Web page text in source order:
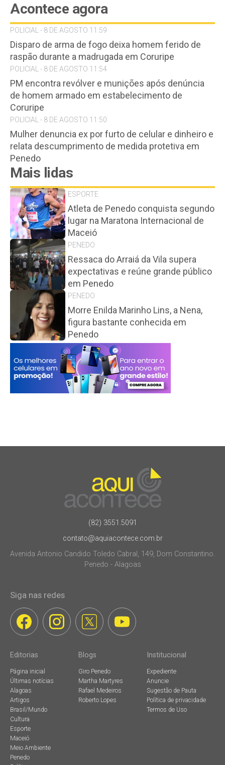
Acontece agora
POLICIAL - 8 DE AGOSTO 11:59
Disparo de arma de fogo deixa homem ferido de
raspão durante a madrugada em Coruripe
POLICIAL - 8 DE AGOSTO 11:54
PM encontra revólver e munições após denúncia
de homem armado em estabelecimento de
Coruripe
POLICIAL - 8 DE AGOSTO 11:50
Mulher denuncia ex por furto de celular e dinheiro e
relata descumprimento de medida protetiva em
Penedo
Mais lidas
ESPORTE
Atleta de Penedo conquista segundo
lugar na Maratona Internacional de
Maceió
PENEDO
Ressaca do Arraiá da Vila supera
expectativas e reúne grande público
em Penedo
PENEDO
Morre Enilda Marinho Lins, a Nena,
figura bastante conhecida em
Penedo
(82) 3551.5091
contato@aquiacontece.com.br
Avenida Antonio Candido Toledo Cabral, 149, Dom Constantino.
Penedo - Alagoas
Siga nas redes
Editorias
Página inicial
Últimas notícias
Alagoas
Artigos
Brasil/Mundo
Cultura
Esporte
Maceió
Meio Ambiente
Penedo
Blogs
Giro Penedo
Martha Martyres
Rafael Medeiros
Roberto Lopes
Institucional
Expediente
Anuncie
Sugestão de Pauta
Política de privacidade
Termos de Uso